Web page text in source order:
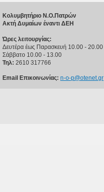
Κολυμβητήριο Ν.Ο.Πατρών
Ακτή Δυμαίων έναντι ΔΕΗ
Ώρες λειτουργίας:
Δευτέρα έως Παρασκευή 10.00 - 20.00
Σάββατο 10.00 - 13.00
Τηλ: 2610 317766
Email Επικοινωνίας: n-o-p@otenet.gr